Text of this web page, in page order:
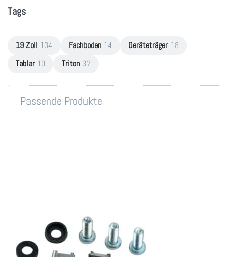
Tags
19 Zoll 134 Fachboden 14 Geräteträger 18
Tablar 10 Triton 37
Passende Produkte
Montageset M6 für
19 Zoll-Technik
Montageset für 19 Zoll